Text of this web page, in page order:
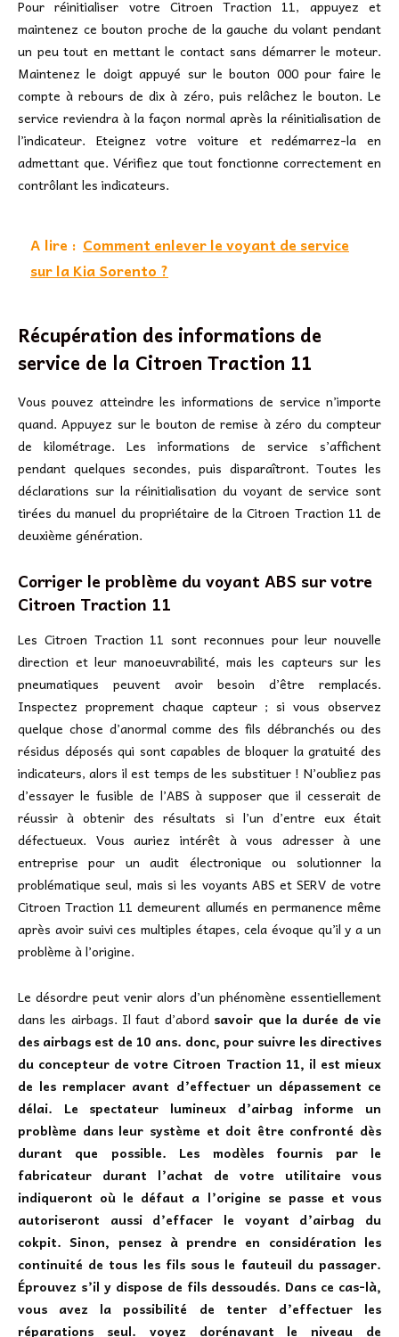
Pour réinitialiser votre Citroen Traction 11, appuyez et
maintenez ce bouton proche de la gauche du volant pendant
un peu tout en mettant le contact sans démarrer le moteur.
Maintenez le doigt appuyé sur le bouton 000 pour faire le
compte à rebours de dix à zéro, puis relâchez le bouton. Le
service reviendra à la façon normal après la réinitialisation de
l’indicateur. Eteignez votre voiture et redémarrez-la en
admettant que. Vérifiez que tout fonctionne correctement en
contrôlant les indicateurs.
A lire : Comment enlever le voyant de service
sur la Kia Sorento ?
Récupération des informations de
service de la Citroen Traction 11
Vous pouvez atteindre les informations de service n’importe
quand. Appuyez sur le bouton de remise à zéro du compteur
de kilométrage. Les informations de service s’affichent
pendant quelques secondes, puis disparaîtront. Toutes les
déclarations sur la réinitialisation du voyant de service sont
tirées du manuel du propriétaire de la Citroen Traction 11 de
deuxième génération.
Corriger le problème du voyant ABS sur votre
Citroen Traction 11
Les Citroen Traction 11 sont reconnues pour leur nouvelle
direction et leur manoeuvrabilité, mais les capteurs sur les
pneumatiques peuvent avoir besoin d’être remplacés.
Inspectez proprement chaque capteur ; si vous observez
quelque chose d’anormal comme des fils débranchés ou des
résidus déposés qui sont capables de bloquer la gratuité des
indicateurs, alors il est temps de les substituer ! N’oubliez pas
d’essayer le fusible de l’ABS à supposer que il cesserait de
réussir à obtenir des résultats si l’un d’entre eux était
défectueux. Vous auriez intérêt à vous adresser à une
entreprise pour un audit électronique ou solutionner la
problématique seul, mais si les voyants ABS et SERV de votre
Citroen Traction 11 demeurent allumés en permanence même
après avoir suivi ces multiples étapes, cela évoque qu’il y a un
problème à l’origine.
Le désordre peut venir alors d’un phénomène essentiellement
dans les airbags. Il faut d’abord savoir que la durée de vie
des airbags est de 10 ans. donc, pour suivre les directives
du concepteur de votre Citroen Traction 11, il est mieux
de les remplacer avant d’effectuer un dépassement ce
délai. Le spectateur lumineux d’airbag informe un
problème dans leur système et doit être confronté dès
durant que possible. Les modèles fournis par le
fabricateur durant l’achat de votre utilitaire vous
indiqueront où le défaut a l’origine se passe et vous
autoriseront aussi d’effacer le voyant d’airbag du
cokpit. Sinon, pensez à prendre en considération les
continuité de tous les fils sous le fauteuil du passager.
Éprouvez s’il y dispose de fils dessoudés. Dans ce cas-là,
vous avez la possibilité de tenter d’effectuer les
réparations seul. voyez dorénavant le niveau de